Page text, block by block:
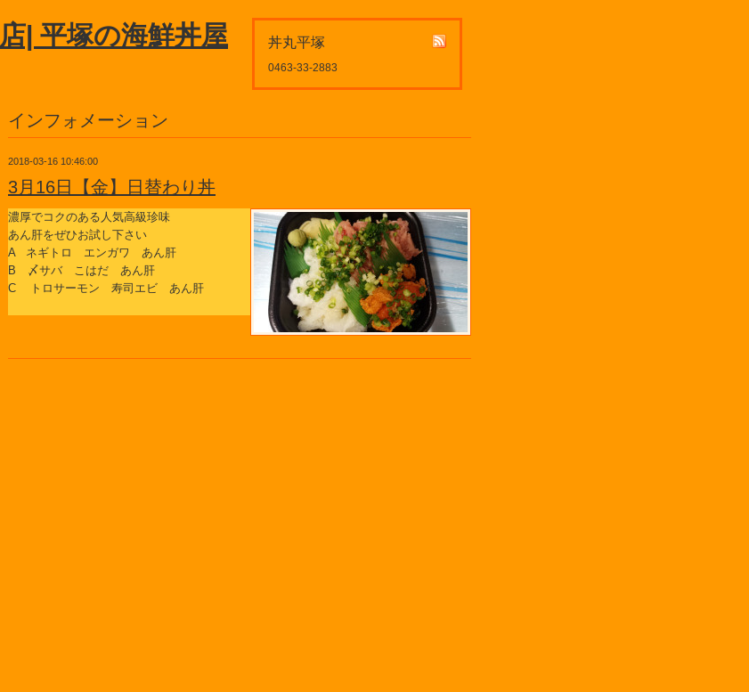
丼丸平塚
0463-33-2883
| 平塚の海鮮丼屋
インフォメーション
2018-03-16 10:46:00
3月16日【金】日替わり丼
濃厚でコクのある人気高級珍味
あん肝をぜひお試し下さい
A ネギトロ エンガワ あん肝
B 〆サバ こはだ あん肝
C トロサーモン 寿司エビ あん肝